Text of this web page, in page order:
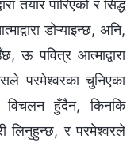
तयार पारिएको र सिद्ध
डोऱ्याइन्छ, अनि,
पवित्र आत्माद्वारा
परमेश्‍वरका चुनिएका
विचलन हुँदैन, किनकि
लिनुहुन्छ, र परमेश्‍वरले